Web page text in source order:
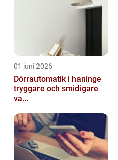
01 juni 2026
Dörrautomatik i haninge
tryggare och smidigare
va...